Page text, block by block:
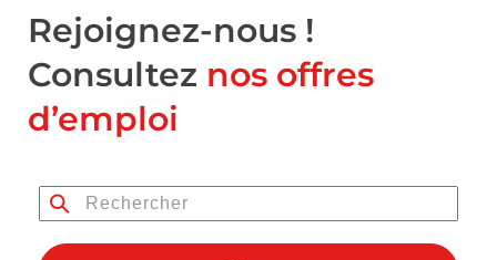
Rejoignez-nous !
Consultez nos offres
d’emploi